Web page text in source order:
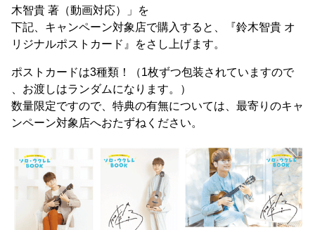
木智貴 著（動画対応）」を
下記、キャンペーン対象店で購入すると、『鈴木智貴 オ
リジナルポストカード』をさし上げます。
ポストカードは3種類！（1枚ずつ包装されていますので
、お渡しはランダムになります。）
数量限定ですので、特典の有無については、最寄りのキャ
ンペーン対象店へおたずねください。